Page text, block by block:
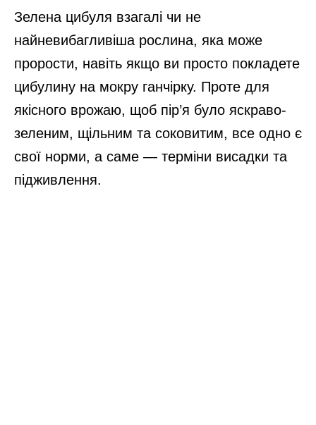
Зелена цибуля взагалі чи не
найневибагливіша рослина, яка може
прорости, навіть якщо ви просто покладете
цибулину на мокру ганчірку. Проте для
якісного врожаю, щоб пір’я було яскраво-
зеленим, щільним та соковитим, все одно є
свої норми, а саме — терміни висадки та
підживлення.